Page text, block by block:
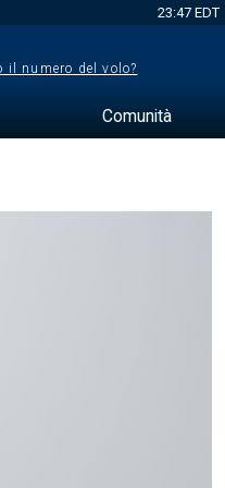
23:47 EDT
il numero del volo?
Comunità